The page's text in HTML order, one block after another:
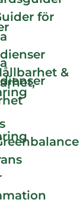
för
&
varit en